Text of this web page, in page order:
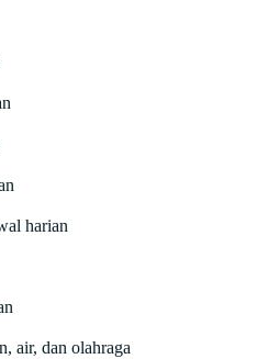
harian
air, dan olahraga